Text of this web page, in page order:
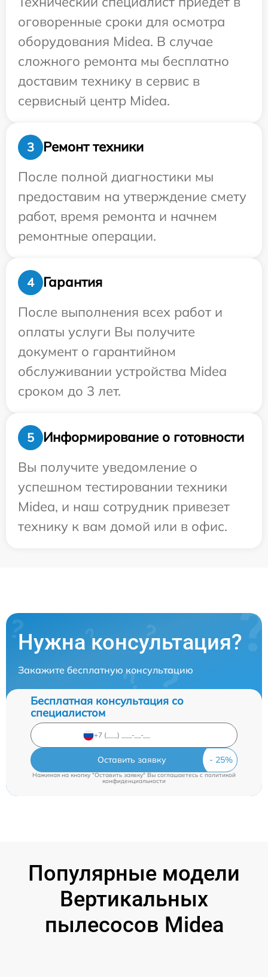
оговоренные сроки для осмотра
оборудования Midea. В случае
сложного ремонта мы бесплатно
доставим технику в сервис в
сервисный центр Midea.
3
Ремонт техники
После полной диагностики мы
предоставим на утверждение смету
работ, время ремонта и начнем
ремонтные операции.
4
Гарантия
После выполнения всех работ и
оплаты услуги Вы получите
документ о гарантийном
обслуживании устройства Midea
сроком до 3 лет.
5
Информирование о готовности
Вы получите уведомление о
успешном тестировании техники
Midea, и наш сотрудник привезет
технику к вам домой или в офис.
Нужна консультация?
Закажите бесплатную консультацию
Бесплатная консультация со
специалистом
Оставить заявку
Нажимая на кнопку "Оставить заявку" Вы соглашаетесь cполитикой
конфиденциальности
Популярные модели
Вертикальных
пылесосов Midea